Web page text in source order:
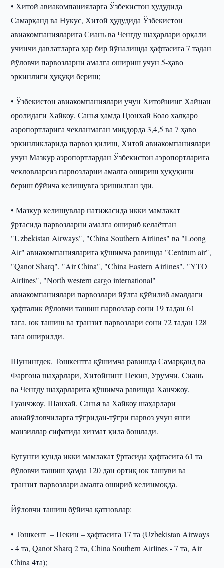
• Хитой авиакомпанияларга Ўзбекистон ҳудудида
Самарқанд ва Нукус, Хитой ҳудудида Ўзбекистон
авиакомпанияларига Сиань ва Ченгду шаҳарлари орқали
учинчи давлатларга ҳар бир йўналишда ҳафтасига 7 тадан
йўловчи парвозларни амалга ошириш учун 5-ҳаво
эркинлиги ҳуқуқи бериш;
• Ўзбекистон авиакомпаниялари учун Хитойнинг Хайнан
оролидаги Хайкоу, Санья ҳамда Цюнхай Боао халқаро
аэропортларига чекланмаган миқдорда 3,4,5 ва 7 ҳаво
эркинликларида парвоз қилиш, Хитой авиакомпаниялари
учун Мазкур аэропортлардан Ўзбекистон аэропортларига
чекловларсиз парвозларни амалга ошириш ҳуқуқини
бериш бўйича келишувга эришилган эди.
• Мазкур келишувлар натижасида икки мамлакат
ўртасида парвозларни амалга ошириб келаётган
"Uzbekistan Airways", "China Southern Airlines" ва "Loong
Air" авиакомпанияларига қўшимча равишда "Centrum air",
"Qanot Sharq", "Air China", "China Eastern Airlines", "YTO
Airlines", "North western cargo international"
авиакомпаниялари парвозлари йўлга қўйилиб амалдаги
ҳафталик йўловчи ташиш парвозлар сони 19 тадан 61
тага, юк ташиш ва транзит парвозлари сони 72 тадан 128
тага оширилди.
Шунингдек, Тошкентга қўшимча равишда Самарқанд ва
Фарғона шаҳарлари, Хитойнинг Пекин, Урумчи, Сиань
ва Ченгду шаҳарларига қўшимча равишда Ханчжоу,
Гуанчжоу, Шанхай, Санья ва Хайкоу шаҳарлари
авиайўловчиларга тўғридан-тўғри парвоз учун янги
манзиллар сифатида хизмат қила бошлади.
Бугунги кунда икки мамлакат ўртасида ҳафтасига 61 та
йўловчи ташиш ҳамда 120 дан ортиқ юк ташуви ва
транзит парвозлари амалга ошириб келинмоқда.
Йўловчи ташиш бўйича қатновлар:
• Тошкент – Пекин – ҳафтасига 17 та (Uzbekistan Airways
- 4 та, Qanot Sharq 2 та, China Southern Airlines - 7 та, Air
China 4та);